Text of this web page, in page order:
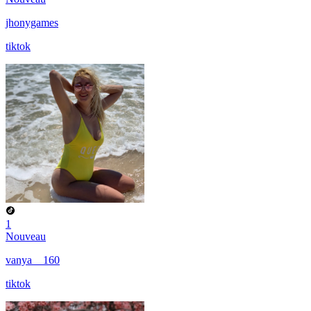
jhonygames
tiktok
1
Nouveau
vanya__160
tiktok